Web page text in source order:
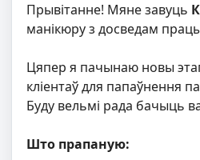
Прывітанне! Мяне завуць
манікюру з досведам
Цяпер я пачынаю новы
кліентаў для папаўнення
Буду вельмі рада бачыць
Што прапаную: